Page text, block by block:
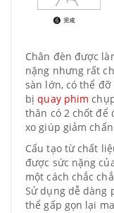
Chân đèn được
nặng nhưng rất
sàn lớn, có thể
bịquay phim
thân có 2 chốt để
xo giúp giảm
Cấu tạo từ chất
được sức nặng
một cách chắc
Sử dụng dễ dàng
thể gấp gọn lại